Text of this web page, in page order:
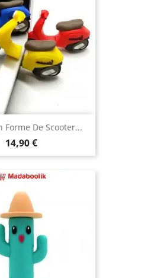
Forme De Scooter...
Prix
14,90 €